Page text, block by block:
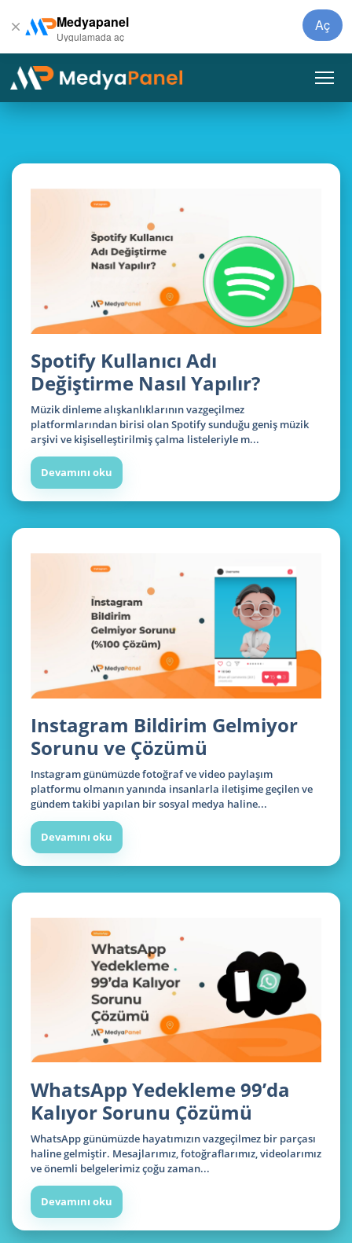
Medyapanel
Uygulamada aç
Aç
Spotify Kullanıcı Adı
Değiştirme Nasıl Yapılır?
Müzik dinleme alışkanlıklarının vazgeçilmez
platformlarından birisi olan Spotify sunduğu geniş müzik
arşivi ve kişiselleştirilmiş çalma listeleriyle m...
Devamını oku
Instagram Bildirim Gelmiyor
Sorunu ve Çözümü
Instagram günümüzde fotoğraf ve video paylaşım
platformu olmanın yanında insanlarla iletişime geçilen ve
gündem takibi yapılan bir sosyal medya haline...
Devamını oku
WhatsApp Yedekleme 99’da
Kalıyor Sorunu Çözümü
WhatsApp günümüzde hayatımızın vazgeçilmez bir parçası
haline gelmiştir. Mesajlarımız, fotoğraflarımız, videolarımız
ve önemli belgelerimiz çoğu zaman...
Devamını oku